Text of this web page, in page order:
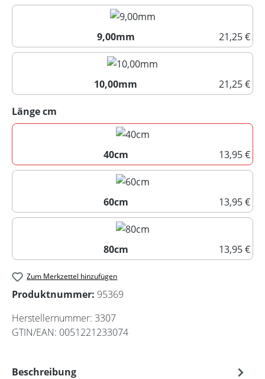
8,00mm
9,00mm
21,25 €
9,00mm
10,00mm
21,25 €
Länge cm
40cm
13,95 €
40cm
60cm
13,95 €
60cm
80cm
13,95 €
Zum Merkzettel hinzufügen
Produktnummer: 95369
Herstellernummer: 3307
GTIN/EAN: 0051221233074
Beschreibung